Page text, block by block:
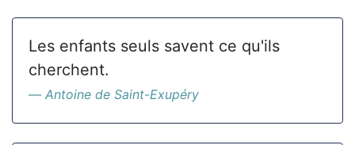
Les enfants seuls savent ce qu'ils
cherchent.
Antoine de Saint-Exupéry